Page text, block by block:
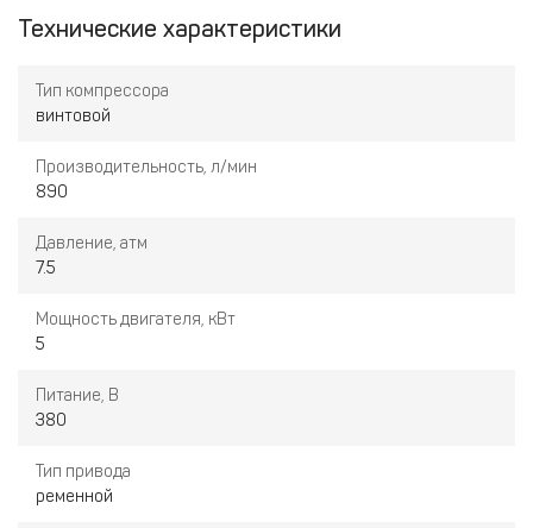
Технические характеристики
Тип компрессора
винтовой
Производительность, л/мин
890
Давление, атм
7.5
Мощность двигателя, кВт
5
Питание, В
380
Тип привода
ременной